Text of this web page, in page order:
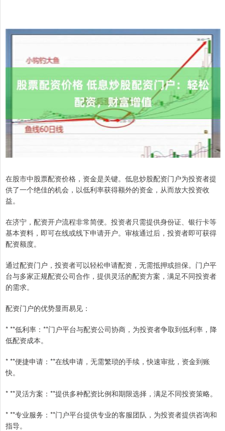
在股市中股票配资价格，资金是关键。低息炒股配资门户为投资者提
供了一个绝佳的机会，以低利率获得额外的资金，从而放大投资收
益。
在济宁，配资开户流程非常简便。投资者只需提供身份证、银行卡等
基本资料，即可在线或线下申请开户。审核通过后，投资者即可获得
配资额度。
通过配资门户，投资者可以轻松申请配资，无需抵押或担保。门户平
台与多家正规配资公司合作，提供灵活的配资方案，满足不同投资者
的需求。
配资门户的优势显而易见：
* **低利率：**门户平台与配资公司协商，为投资者争取到低利率，降
低配资成本。
* **便捷申请：**在线申请，无需繁琐的手续，快速审批，资金到账
快。
* **灵活方案：**提供多种配资比例和期限选择，满足不同投资策略。
* **专业服务：**门户平台提供专业的客服团队，为投资者提供咨询和
指导。